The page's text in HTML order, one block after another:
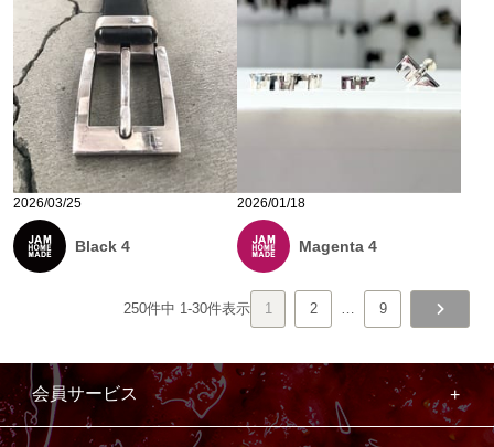
2026/03/25
Black 4
2026/01/18
Magenta 4
250件中 1-30件表示 1 2 … 9
会員サービス